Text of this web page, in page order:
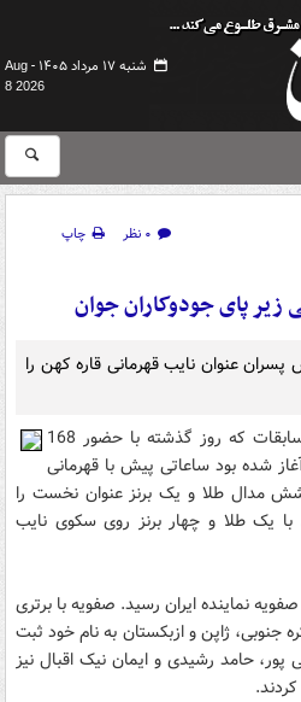
شنبه ۱۷ مرداد ۱۴۰۵ -
Aug
8 2026
۰ نظر
چاپ
پای جودوکاران جوان
عنوان نایب قهرمانی قاره کهن را
، این دوره از مسابقات که روز گذشته با حضور 168
بانکوک آغاز شده بود ساعاتی پیش با قهرمانی
شش مدال طلا و یک برنز عنوان نخست را
یک طلا و چهار برنز روی سکوی نایب
رامین صفویه نماینده ایران رسید. صفویه با برتری
جنوبی، ژاپن و ازبکستان به نام خود ثبت
حامد رشیدی و ایمان نیک اقبال نیز